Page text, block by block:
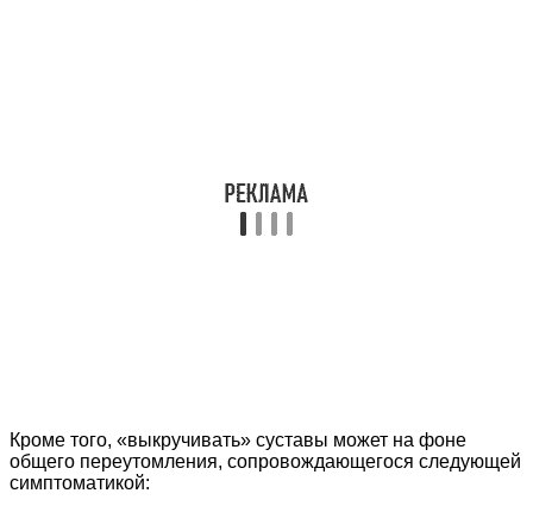
Кроме того, «выкручивать» суставы может на фоне
общего переутомления, сопровождающегося следующей
симптоматикой: